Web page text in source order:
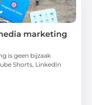
marketing
is geen bijzaak
Shorts, LinkedIn